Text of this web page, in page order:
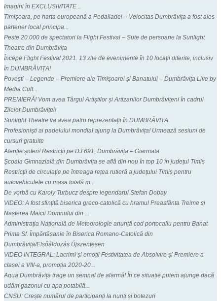
Imagini în EXCLUSIVITATE...
Timișoara, pe harta europeană a Pedaliadei – Velocitas Dumbrăvița a fost ales
partener local principa...
Peste 20.000 de spectatori la Flight Festival – Sute de persoane la Sunlight
Theatre din Dumbrăvița
Începe Flight Festival 2021. 13 zile de evenimente în 10 locații diferite, inclusiv
în DUMBRĂVIȚA!
Povești – Legende – Premiere ale Timișoarei și Banatului – Dumbrăvița Live by
Media Cult...
PREMIERĂ! Vom avea Târgul Artiștilor și Artizanilor Dumbrăvițeni în cadrul
Zilelor Dumbrăviței!
Sunlight Theatre va avea patru reprezentații în DUMBRĂVIȚA
Profesioniști ai padelului mondial ajung la Dumbrăvița! Urmează sesiuni de
cursuri gratuite
Atenție șoferi! Restricții pe DJ 691, Dumbrăvița – Giarmata
Școala Gimnazială din Dumbrăvița se află din nou în top 10 în județul Timiș
Restricții de circulație pe întreaga rețea rutieră a județului Timiș pentru
autovehiculele cu masa totală m...
De vorbă cu Karoly Turbucz despre legendarul Stefan Dobay
VIDEO: A fost sfințită biserica greco-catolică cu hramul Preasfânta Treime și
Nașterea Maicii Domnului din ...
Administrația Națională de Meteorologie anunță cod portocaliu pentru Banat
Prima Sf. Împărtășanie în Biserica Romano-Catolică din
Dumbrăvița/Elsőáldozás Újszentesen
VIDEO INTEGRAL: Lacrimi și emoții Festivitatea de Absolvire și Premiere a
clasei a VIII-a, promoția 2020-20...
Aqua Dumbrăvița trage un semnal de alarmă! În ce situație putem ajunge dacă
udăm gazonul cu apa potabilă...
CNSU: Crește numărul de participanți la nunți și botezuri